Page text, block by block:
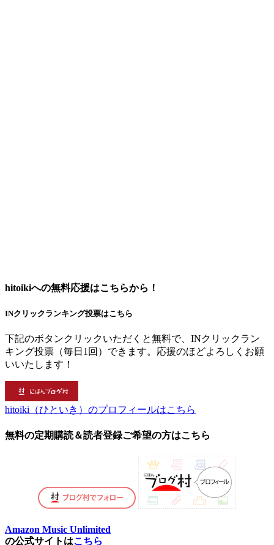
hitoikiへの無料応援はこちらから！
INクリックランキング投票はこちら
下記のボタンクリックいただくと無料で、INクリックラン
キング投票（毎日1回）できます。応援のほどよろしくお願
いいたします！
hitoiki（ひといき）のプロフィールはこちら
無料の定期購読＆読者登録ご希望の方はこちら
Amazon Music Unlimited
の公式サイトはこちら